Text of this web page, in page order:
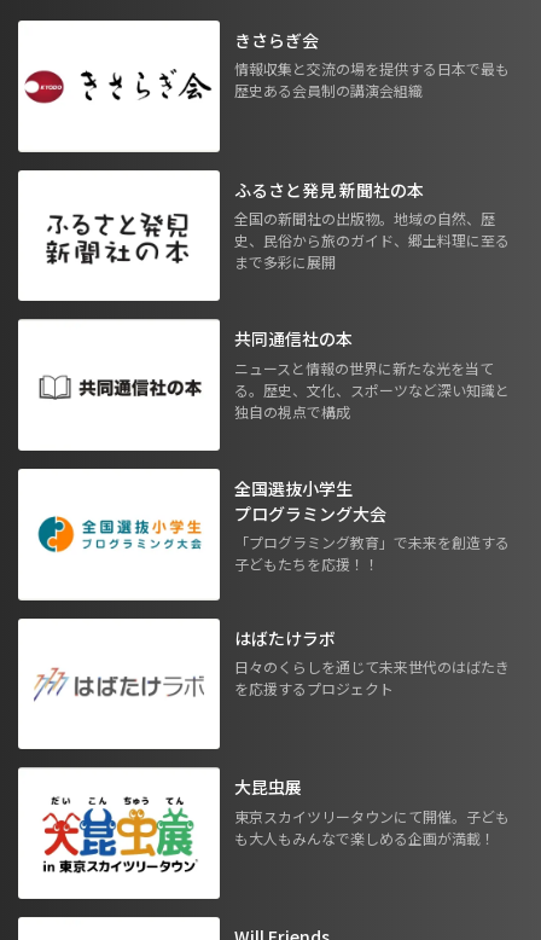
きさらぎ会
情報収集と交流の場を提供する日本で最も
歴史ある会員制の講演会組織
ふるさと発見 新聞社の本
全国の新聞社の出版物。地域の自然、歴
史、民俗から旅のガイド、郷土料理に至る
まで多彩に展開
共同通信社の本
ニュースと情報の世界に新たな光を当て
る。歴史、文化、スポーツなど深い知識と
独自の視点で構成
全国選抜小学生
プログラミング大会
「プログラミング教育」で未来を創造する
子どもたちを応援！！
はばたけラボ
日々のくらしを通じて未来世代のはばたき
を応援するプロジェクト
大昆虫展
東京スカイツリータウンにて開催。子ども
も大人もみんなで楽しめる企画が満載！